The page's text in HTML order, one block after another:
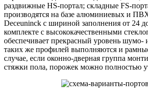
раздвижные HS-портал; складные FS-
производятся на базе алюминиевых и
Deceuninck с шириной заполнения от 24
комплекте с высококачественными
обеспечивает прекрасный уровень шумо-
таких же профилей выполняются и
случае, если оконно-дверная группа
стяжки пола, порожек можно полностью